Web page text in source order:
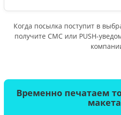
Когда посылка поступит в
получите СМС или PUSH-
Временно печатаем